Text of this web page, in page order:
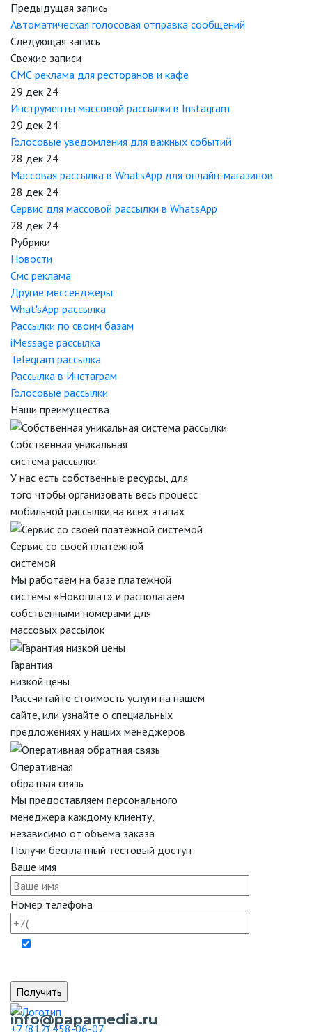
Свежие записи
СМС реклама для ресторанов и кафе
29 дек 24
Инструменты массовой рассылки в Instagram
29 дек 24
Голосовые уведомления для важных событий
28 дек 24
Массовая рассылка в WhatsApp для онлайн-магазинов
28 дек 24
Сервис для массовой рассылки в WhatsApp
28 дек 24
Рубрики
Новости
Смс реклама
Другие мессенджеры
What'sApp рассылка
Рассылки по своим базам
iMessage рассылка
Telegram рассылка
Рассылка в Инстаграм
Голосовые рассылки
Предыдущая запись
Автоматическая голосовая отправка сообщений
Следующая запись
Наши преимущества
Собственная уникальная
система рассылки
У нас есть собственные ресурсы, для
того чтобы организовать весь процесс
мобильной рассылки на всех этапах
Сервис со своей платежной
системой
Мы работаем на базе платежной
системы «Новоплат» и располагаем
собственными номерами для
массовых рассылок
Гарантия
низкой цены
Рассчитайте стоимость услуги на нашем
сайте, или узнайте о специальных
предложениях у наших менеджеров
Оперативная
обратная связь
Мы предоставляем персонального
менеджера каждому клиенту,
независимо от объема заказа
+7 (812) 458-06-07
info@papamedia.ru
Получи бесплатный тестовый доступ
Ваше имя
Номер телефона